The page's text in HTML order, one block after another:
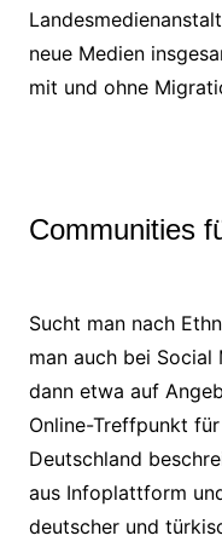
neue Medien
mit und ohne
Communities
Sucht man nach
man auch bei
dann etwa auf
Online-Treffpunkt
Deutschland
aus Infoplattform
deutscher und